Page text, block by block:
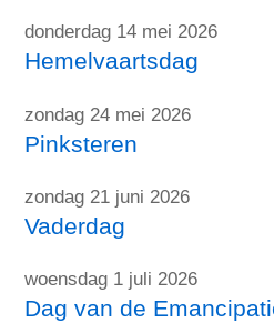
donderdag 14 mei 2026
Hemelvaartsdag
zondag 24 mei 2026
Pinksteren
zondag 21 juni 2026
Vaderdag
woensdag 1 juli 2026
Dag van de